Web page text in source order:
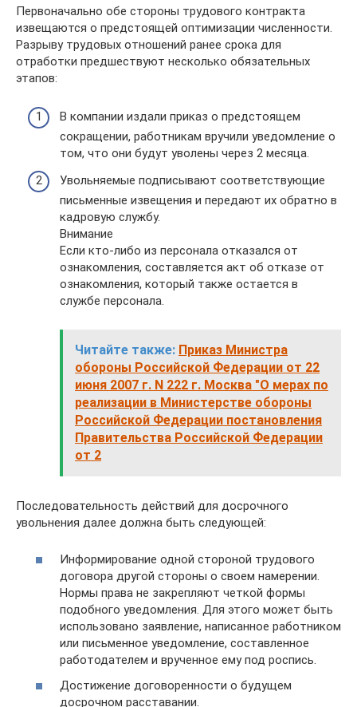
Первоначально обе стороны трудового контракта
извещаются о предстоящей оптимизации численности.
Разрыву трудовых отношений ранее срока для
отработки предшествуют несколько обязательных
этапов:
В компании издали приказ о предстоящем
сокращении, работникам вручили уведомление о
том, что они будут уволены через 2 месяца.
Увольняемые подписывают соответствующие
письменные извещения и передают их обратно в
кадровую службу.
Внимание
Если кто-либо из персонала отказался от
ознакомления, составляется акт об отказе от
ознакомления, который также остается в
службе персонала.
Читайте также: Приказ Министра
обороны Российской Федерации от 22
июня 2007 г. N 222 г. Москва "О мерах по
реализации в Министерстве обороны
Российской Федерации постановления
Правительства Российской Федерации
от 2
Последовательность действий для досрочного
увольнения далее должна быть следующей:
Информирование одной стороной трудового
договора другой стороны о своем намерении.
Нормы права не закрепляют четкой формы
подобного уведомления. Для этого может быть
использовано заявление, написанное работником
или письменное уведомление, составленное
работодателем и врученное ему под роспись.
Достижение договоренности о будущем
досрочном расставании.